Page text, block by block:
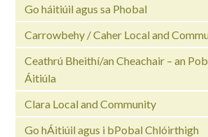
Go háitiúil agus sa Phobal
Carrowbehy / Caher Local and
Ceathrú Bheithí/an Cheachair – an
Áitiúla
Clara Local and Community
Go hÁitiúil agus i bPobal Chlóirthigh